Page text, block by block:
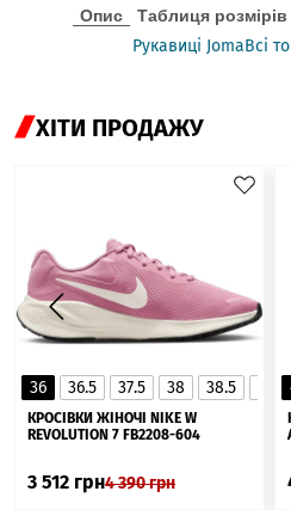
Опис Таблиця розмірів
Рукавиці JomaВсі
ХІТИ ПРОДАЖУ
36 36.5 37.5 38 38.5
КРОСІВКИ ЖІНОЧІ NIKE W
REVOLUTION 7 FB2208-604
3 512 грн4 390грн